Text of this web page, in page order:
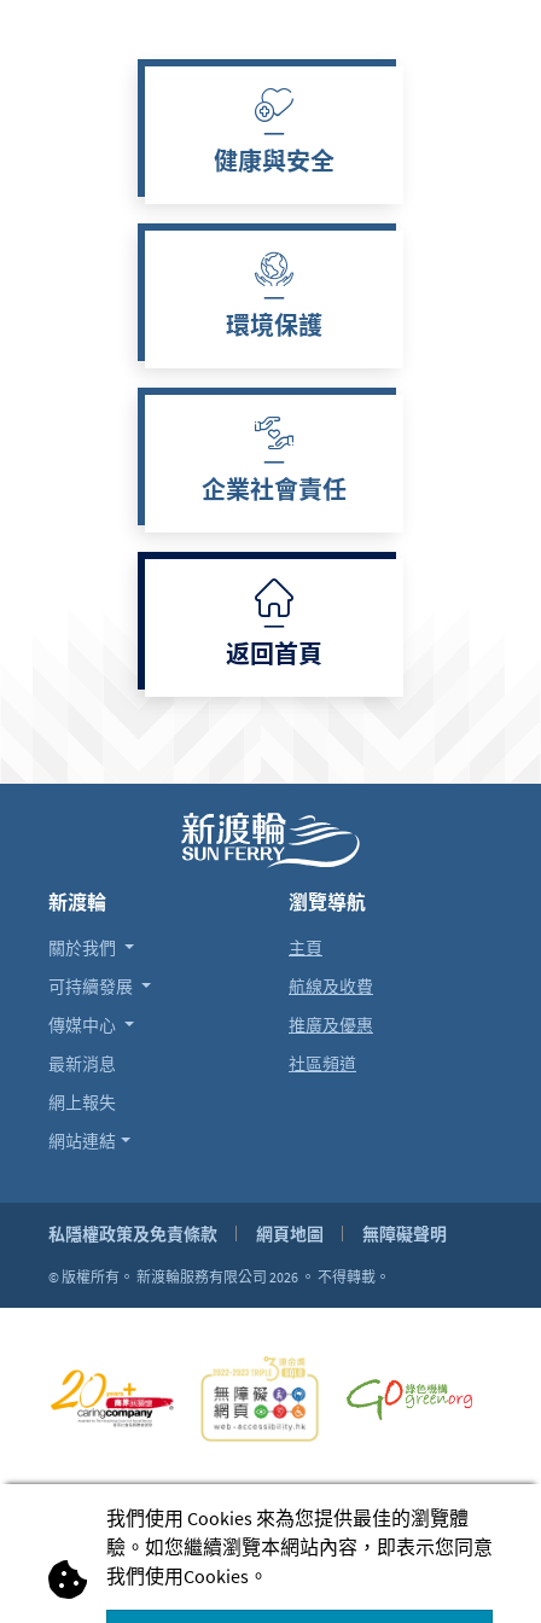
健康與安全
環境保護
企業社會責任
返回首頁
新渡輪
關於我們
可持續發展
傳媒中心
最新消息
網上報失
網站連結
瀏覽導航
主頁
航線及收費
推廣及優惠
社區頻道
私隱權政策及免責條款 網頁地圖 無障礙聲明
© 版權所有。 新渡輪服務有限公司 2026 。 不得轉載。
我們使用 Cookies 來為您提供最佳的瀏覽體
驗。如您繼續瀏覽本網站內容，即表示您同意
我們使用Cookies。